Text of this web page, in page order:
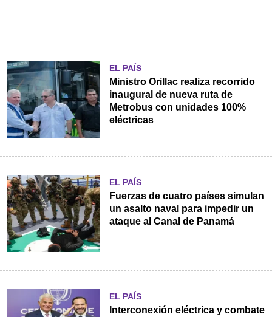
EL PAÍS
Ministro Orillac realiza recorrido
inaugural de nueva ruta de
Metrobus con unidades 100%
eléctricas
EL PAÍS
Fuerzas de cuatro países simulan
un asalto naval para impedir un
ataque al Canal de Panamá
EL PAÍS
Interconexión eléctrica y combate